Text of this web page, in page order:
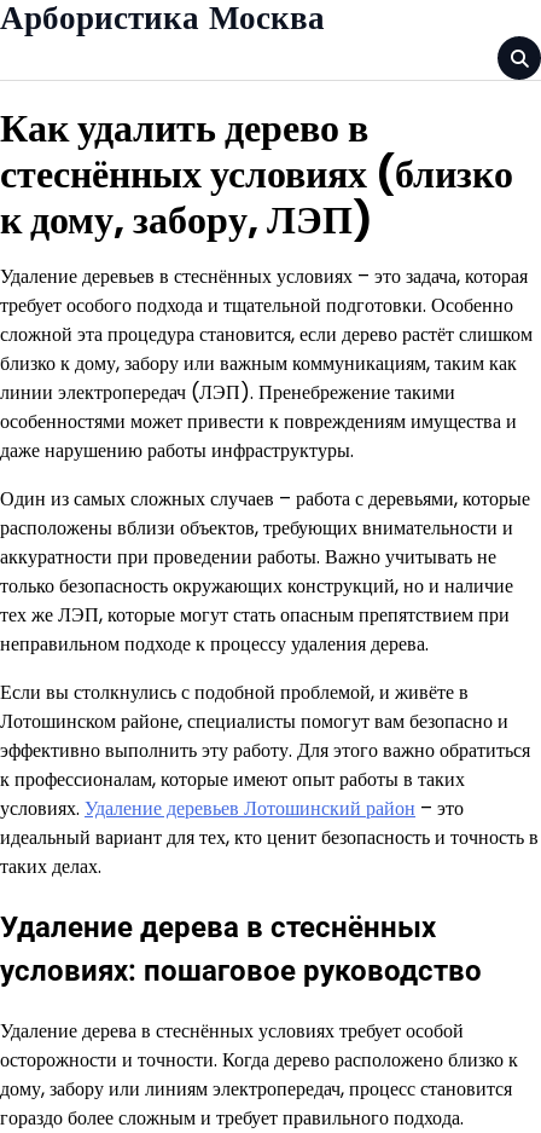
Skip
Арбористика Москва
Как удалить дерево в
стеснённых условиях (близко
к дому, забору, ЛЭП)
Удаление деревьев в стеснённых условиях – это задача, которая
требует особого подхода и тщательной подготовки. Особенно
сложной эта процедура становится, если дерево растёт слишком
близко к дому, забору или важным коммуникациям, таким как
линии электропередач (ЛЭП). Пренебрежение такими
особенностями может привести к повреждениям имущества и
даже нарушению работы инфраструктуры.
Один из самых сложных случаев – работа с деревьями, которые
расположены вблизи объектов, требующих внимательности и
аккуратности при проведении работы. Важно учитывать не
только безопасность окружающих конструкций, но и наличие
тех же ЛЭП, которые могут стать опасным препятствием при
неправильном подходе к процессу удаления дерева.
Если вы столкнулись с подобной проблемой, и живёте в
Лотошинском районе, специалисты помогут вам безопасно и
эффективно выполнить эту работу. Для этого важно обратиться
к профессионалам, которые имеют опыт работы в таких
условиях. Удаление деревьев Лотошинский район – это
идеальный вариант для тех, кто ценит безопасность и точность в
таких делах.
Удаление дерева в стеснённых
условиях: пошаговое руководство
Удаление дерева в стеснённых условиях требует особой
осторожности и точности. Когда дерево расположено близко к
дому, забору или линиям электропередач, процесс становится
гораздо более сложным и требует правильного подхода.